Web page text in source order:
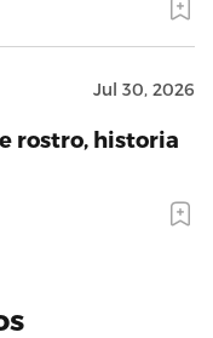
Jul 30, 2026
rostro, historia